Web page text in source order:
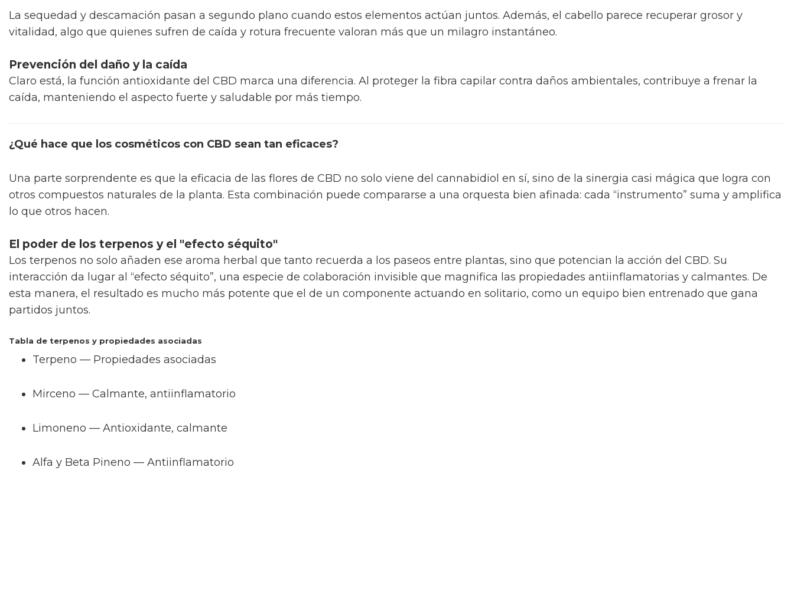
La sequedad y descamación pasan a segundo plano cuando estos elementos actúan juntos. Además, el cabello parece recuperar grosor y
vitalidad, algo que quienes sufren de caída y rotura frecuente valoran más que un milagro instantáneo.
Prevención del daño y la caída
Claro está, la función antioxidante del CBD marca una diferencia. Al proteger la fibra capilar contra daños ambientales, contribuye a frenar la
caída, manteniendo el aspecto fuerte y saludable por más tiempo.
¿Qué hace que los cosméticos con CBD sean tan eficaces?
Una parte sorprendente es que la eficacia de las flores de CBD no solo viene del cannabidiol en sí, sino de la sinergia casi mágica que logra con
otros compuestos naturales de la planta. Esta combinación puede compararse a una orquesta bien afinada: cada “instrumento” suma y amplifica
lo que otros hacen.
El poder de los terpenos y el "efecto séquito"
Los terpenos no solo añaden ese aroma herbal que tanto recuerda a los paseos entre plantas, sino que potencian la acción del CBD. Su
interacción da lugar al “efecto séquito”, una especie de colaboración invisible que magnifica las propiedades antiinflamatorias y calmantes. De
esta manera, el resultado es mucho más potente que el de un componente actuando en solitario, como un equipo bien entrenado que gana
partidos juntos.
Tabla de terpenos y propiedades asociadas
Terpeno — Propiedades asociadas
Mirceno — Calmante, antiinflamatorio
Limoneno — Antioxidante, calmante
Alfa y Beta Pineno — Antiinflamatorio